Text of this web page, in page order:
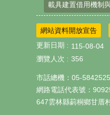
載具建置借用機制
網站資料開放宣告
更新日期
115-08-04
瀏覽人次
356
市話總機：05-
網路電話代表號：
647雲林縣莿桐鄉甘厝